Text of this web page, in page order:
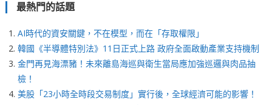
最熱門的話題
AI時代的資安關鍵，不在模型，而在「存取權限」
韓國《半導體特別法》11日正式上路 政府全面啟動產業支持機制
金門再見海漂豬！未來離島海巡與衛生當局應加強巡邏與肉品抽
檢！
美股「23小時全時段交易制度」實行後，全球經濟可能的影響！